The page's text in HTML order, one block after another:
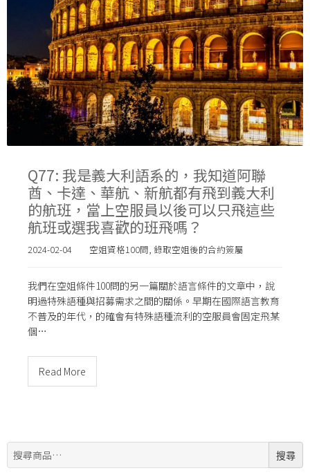
Q77: 我是義大利語系的，我知道阿聯
酋、卡達、華航、新航都有飛到義大利
的航班，當上空服員以後可以只飛這些
航班或選我喜歡的班飛嗎？
2024-02-04 空姐資格100問, 錄取空姐後的合約簽屬
我們在空姐條件100問的另一篇關於語言條件的文章中，說
明過特殊語種與招募需求之間的關係。早期在國際語言教育
不普及的年代，的確會有特殊語種流利的空服員會固定飛某
個…
Read More
搜
尋:
搜尋